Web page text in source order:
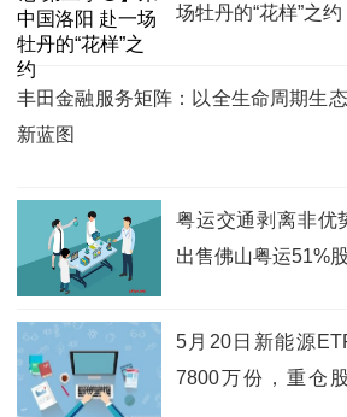
场牡丹的“花样”之约
丰田金融服务矩阵：以全生命周期生
新蓝图
粤运交通剥离非优
出售佛山粤运51%
5月20日新能源
7800万份，重仓